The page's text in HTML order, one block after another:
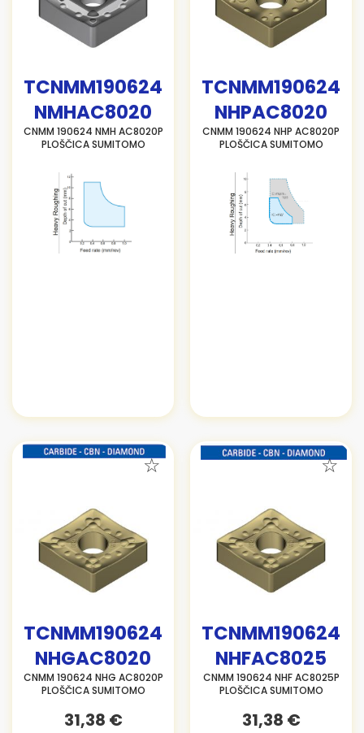
TCNMM190624
NMHAC8020
CNMM 190624 NMH AC8020P
PLOŠČICA SUMITOMO
TCNMM190624
NHPAC8020
CNMM 190624 NHP AC8020P
PLOŠČICA SUMITOMO
TCNMM190624
NHGAC8020
CNMM 190624 NHG AC8020P
PLOŠČICA SUMITOMO
31,38 €
TCNMM190624
NHFAC8025
CNMM 190624 NHF AC8025P
PLOŠČICA SUMITOMO
31,38 €